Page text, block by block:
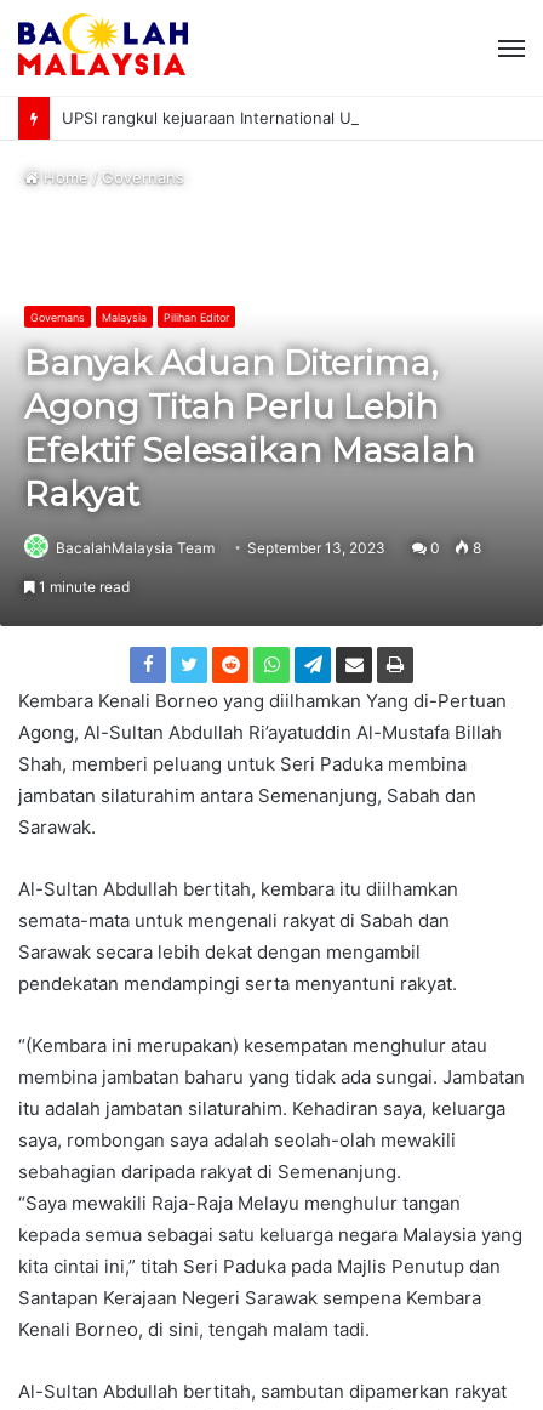
Home/Governans
Governans Malaysia Pilihan Editor
Banyak Aduan Diterima,
Agong Titah Perlu Lebih
Efektif Selesaikan Masalah
Rakyat
BacalahMalaysia Team September 13, 2023 0 8
1 minute read
Kembara Kenali Borneo yang diilhamkan Yang di-Pertuan
Agong, Al-Sultan Abdullah Ri’ayatuddin Al-Mustafa Billah
Shah, memberi peluang untuk Seri Paduka membina
jambatan silaturahim antara Semenanjung, Sabah dan
Sarawak.
Al-Sultan Abdullah bertitah, kembara itu diilhamkan
semata-mata untuk mengenali rakyat di Sabah dan
Sarawak secara lebih dekat dengan mengambil
pendekatan mendampingi serta menyantuni rakyat.
“(Kembara ini merupakan) kesempatan menghulur atau
membina jambatan baharu yang tidak ada sungai. Jambatan
itu adalah jambatan silaturahim. Kehadiran saya, keluarga
saya, rombongan saya adalah seolah-olah mewakili
sebahagian daripada rakyat di Semenanjung.
“Saya mewakili Raja-Raja Melayu menghulur tangan
kepada semua sebagai satu keluarga negara Malaysia yang
kita cintai ini,” titah Seri Paduka pada Majlis Penutup dan
Santapan Kerajaan Negeri Sarawak sempena Kembara
Kenali Borneo, di sini, tengah malam tadi.
Al-Sultan Abdullah bertitah, sambutan dipamerkan rakyat